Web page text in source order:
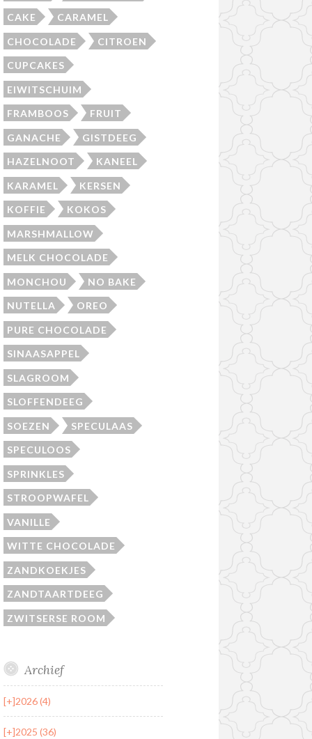
CAKE CARAMEL
CHOCOLADE CITROEN
CUPCAKES
EIWITSCHUIM
FRAMBOOS FRUIT
GANACHE GISTDEEG
HAZELNOOT KANEEL
KARAMEL KERSEN
KOFFIE KOKOS
MARSHMALLOW
MELK CHOCOLADE
MONCHOU NO BAKE
NUTELLA OREO
PURE CHOCOLADE
SINAASAPPEL
SLAGROOM
SLOFFENDEEG
SOEZEN SPECULAAS
SPECULOOS
SPRINKLES
STROOPWAFEL
VANILLE
WITTE CHOCOLADE
ZANDKOEKJES
ZANDTAARTDEEG
ZWITSERSE ROOM
Archief
[+]2026 (4)
[+]2025 (36)